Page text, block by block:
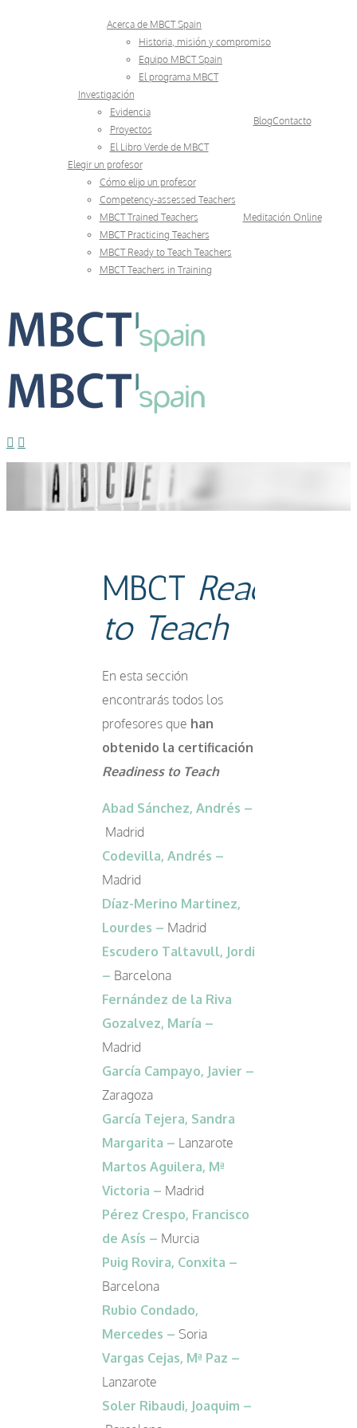
Acerca de MBCT Spain
Historia, misión y compromiso
Equipo MBCT Spain
El programa MBCT
Investigación
Evidencia
Proyectos
El Libro Verde de MBCT
BlogContacto
Elegir un profesor
Cómo elijo un profesor
Competency-assessed Teachers
MBCT Trained Teachers
MBCT Practicing Teachers
MBCT Ready to Teach Teachers
MBCT Teachers in Training
Meditación Online
MBCT Ready to Teach Teachers
06T12:37:05+02:00
MBCT Ready
to Teach
En esta sección
encontrarás todos los
profesores que han
obtenido la certificación
Readiness to Teach
Abad Sánchez, Andrés –
Madrid
Codevilla, Andrés –
Madrid
Díaz-Merino Martinez,
Lourdes – Madrid
Escudero Taltavull, Jordi
– Barcelona
Fernández de la Riva
Gozalvez, María –
Madrid
García Campayo, Javier –
Zaragoza
García Tejera, Sandra
Margarita – Lanzarote
Martos Aguilera, Mª
Victoria – Madrid
Pérez Crespo, Francisco
de Asís – Murcia
Puig Rovira, Conxita –
Barcelona
Rubio Condado,
Mercedes – Soria
Vargas Cejas, Mª Paz –
Lanzarote
Soler Ribaudi, Joaquim –